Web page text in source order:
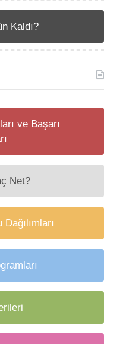
Kaldı?
ve Başarı
Net?